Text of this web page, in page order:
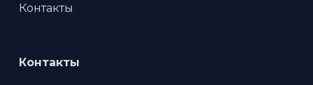
Контакты
Контакты